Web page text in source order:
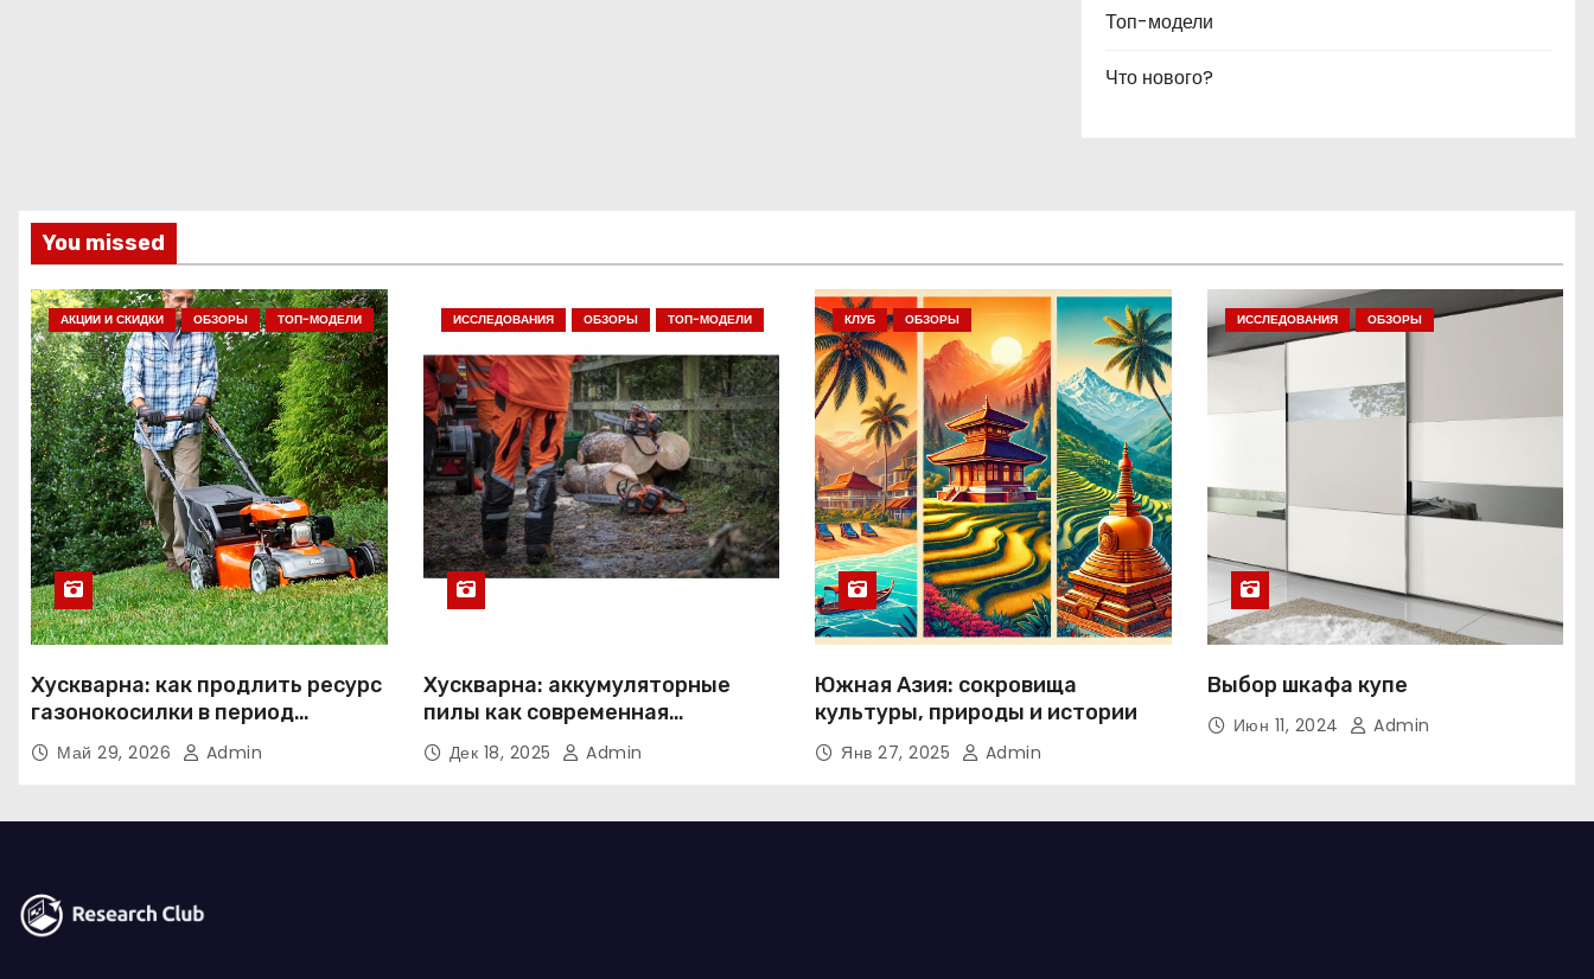
Топ-модели
Что нового?
You missed
АКЦИИ И СКИДКИ ОБЗОРЫ ТОП-МОДЕЛИ
Хускварна: как продлить ресурс
газонокосилки в период
активного использования
Май 29, 2026 Admin
ИССЛЕДОВАНИЯ ОБЗОРЫ ТОП-МОДЕЛИ
Хускварна: аккумуляторные
пилы как современная
альтернатива классическим
решениям
Дек 18, 2025 Admin
КЛУБ ОБЗОРЫ
Южная Азия: сокровища
культуры, природы и истории
Янв 27, 2025 Admin
ИССЛЕДОВАНИЯ ОБЗОРЫ
Выбор шкафа купе
Июн 11, 2024 Admin